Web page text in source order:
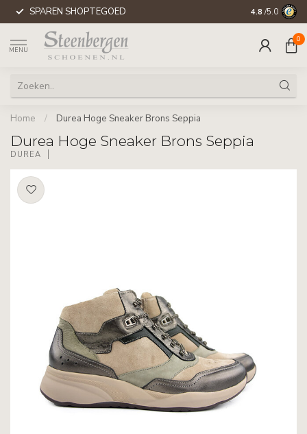
SPAREN SHOPTEGOED 4.8 /5.0
MENU
0
Home / Durea Hoge Sneaker Brons Seppia
Durea Hoge Sneaker Brons Seppia
DUREA